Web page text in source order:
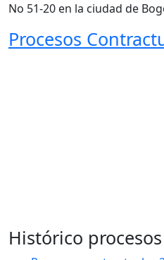
No 51-20 en la ciudad de
Procesos
Histórico